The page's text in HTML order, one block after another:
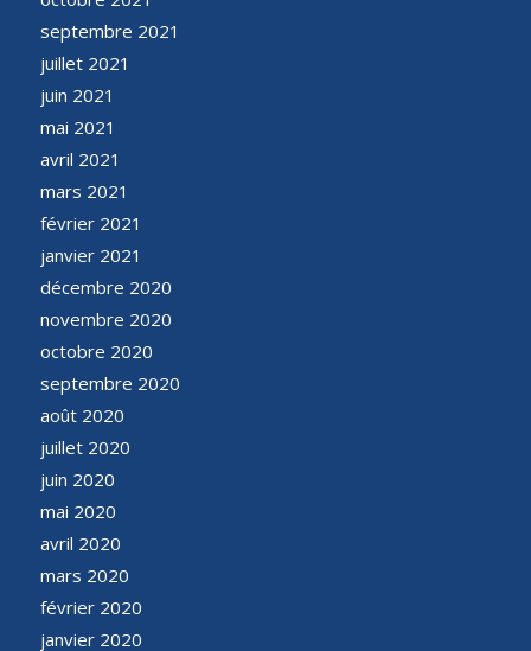
septembre 2021
juillet 2021
juin 2021
mai 2021
avril 2021
mars 2021
février 2021
janvier 2021
décembre 2020
novembre 2020
octobre 2020
septembre 2020
août 2020
juillet 2020
juin 2020
mai 2020
avril 2020
mars 2020
février 2020
janvier 2020